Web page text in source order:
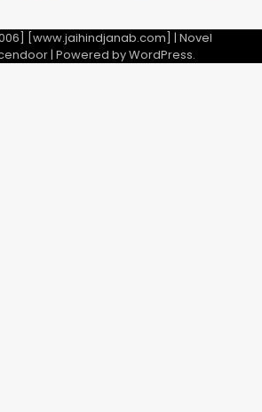
[www.jaihindjanab.com] | Novel
| Powered byWordPress.